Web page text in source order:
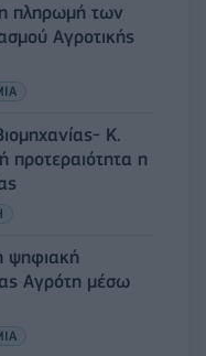
πληρωμή των
Αγροτικής
Κ.
προτεραιότητα η
ψηφιακή
Αγρότη μέσω